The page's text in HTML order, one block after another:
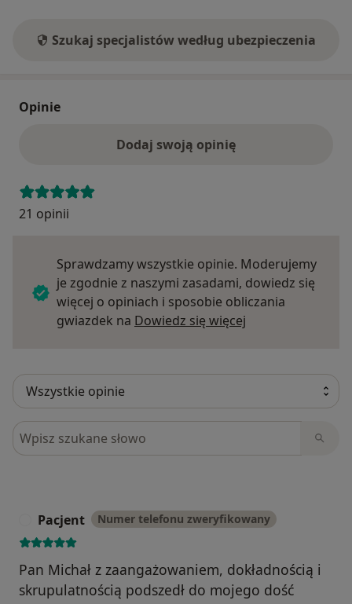
Szukaj specjalistów według ubezpieczenia
Opinie
Dodaj swoją opinię
21 opinii
Sprawdzamy wszystkie opinie. Moderujemy
je zgodnie z naszymi zasadami, dowiedz się
więcej o opiniach i sposobie obliczania
gwiazdek na Dowiedz się więcej
Szukaj w opiniach
Pacjent Numer telefonu zweryfikowany
Pan Michał z zaangażowaniem, dokładnością i
skrupulatnością podszedł do mojego dość